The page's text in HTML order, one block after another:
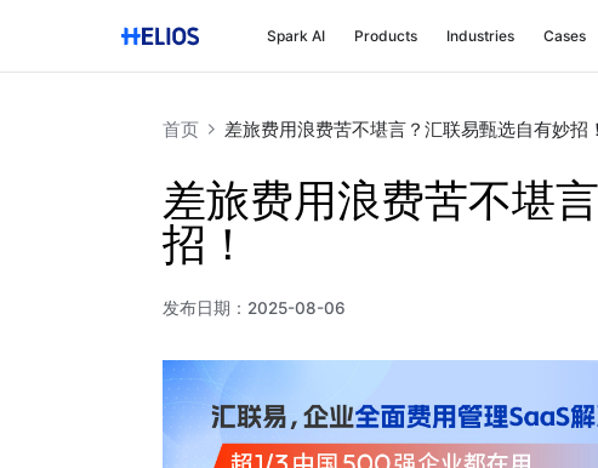
Spark AI Products Industries Cases
首页 差旅费用浪费苦不堪言？汇联易甄选自有妙招！
差旅费用浪费苦不堪
招！
发布日期： 2025-08-06